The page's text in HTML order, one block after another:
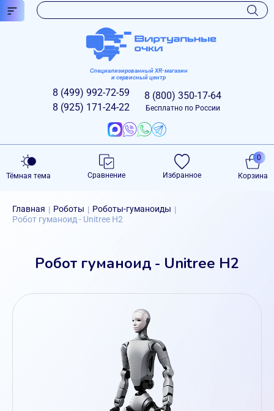
Специализированный XR-магазин
и сервисный центр
8 (499) 992-72-59
8 (925) 171-24-22
8 (800) 350-17-64
Бесплатно по России
Тёмная тема Сравнение Избранное Корзина
0
Главная | Роботы | Роботы-гуманоиды |
Робот гуманоид - Unitree H2
Робот гуманоид - Unitree H2